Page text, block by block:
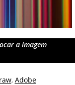
a imagem
, Adobe